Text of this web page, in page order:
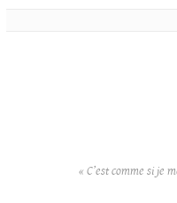
« C’est comme si je